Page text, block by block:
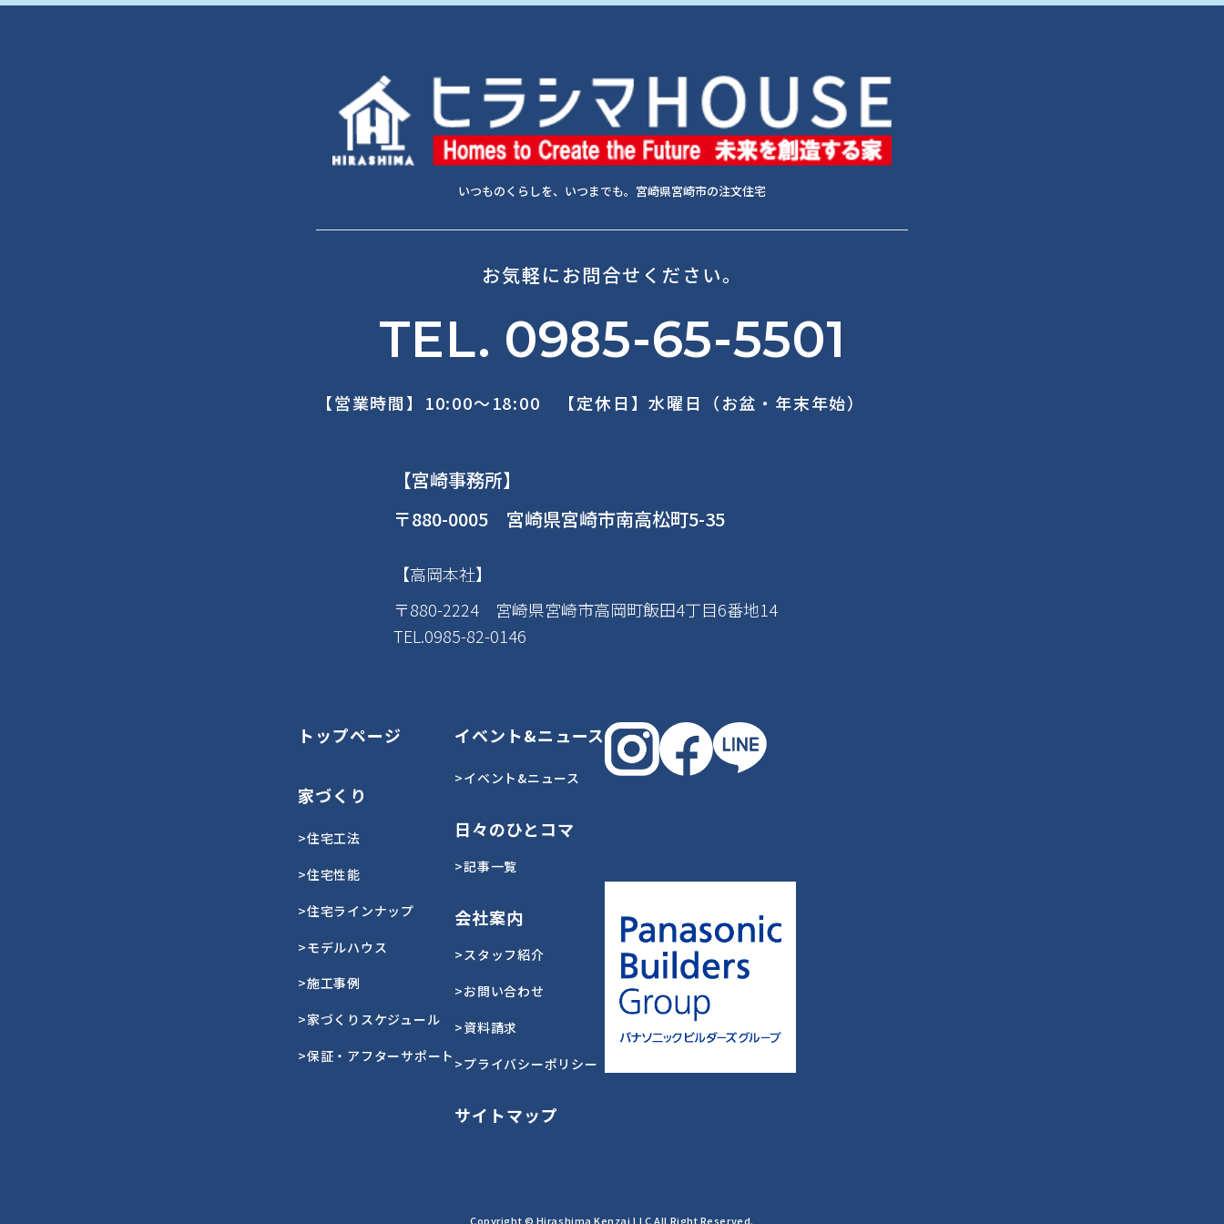
いつものくらしを、いつまでも。宮崎県宮崎市の注文住宅
お気軽にお問合せください。
TEL. 0985-65-5501
【営業時間】10:00～18:00 【定休日】水曜日（お盆・年末年始）
【宮崎事務所】
〒880-0005 宮崎県宮崎市南高松町5-35
【高岡本社】
〒880-2224 宮崎県宮崎市高岡町飯田4丁目6番地14
TEL.0985-82-0146
トップページ
家づくり
>住宅工法
>住宅性能
>住宅ラインナップ
>モデルハウス
>施工事例
>家づくりスケジュール
>保証・アフターサポート
イベント&ニュース
>イベント&ニュース
日々のひとコマ
>記事一覧
会社案内
>スタッフ紹介
>お問い合わせ
>資料請求
>プライバシーポリシー
サイトマップ
Copyright © Hirashima Kenzai LLC All Right Reserved.